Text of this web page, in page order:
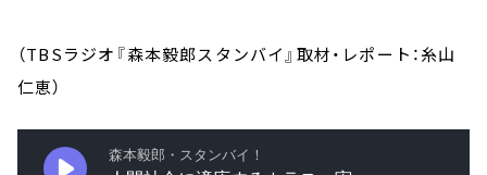
（TBSラジオ『森本毅郎スタンバイ』取材・レポート：糸山
仁恵）